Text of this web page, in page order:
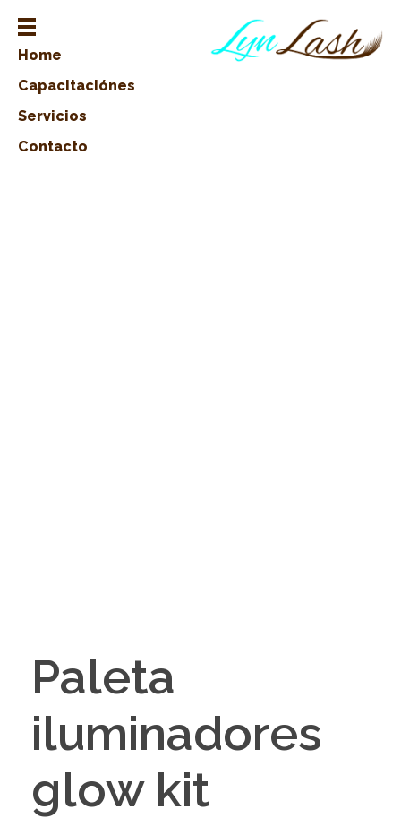
Home
Capacitaciónes
Servicios
Contacto
Paleta
iluminadores
glow kit